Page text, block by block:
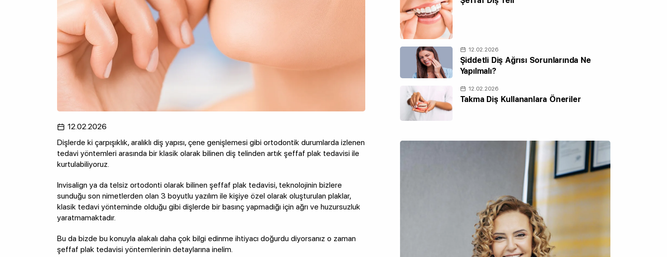
12.02.2026
Dişlerde ki çarpışıklık, aralıklı diş yapısı, çene genişlemesi gibi ortodontik durumlarda izlenen
tedavi yöntemleri arasında bir klasik olarak bilinen diş telinden artık şeffaf plak tedavisi ile
kurtulabiliyoruz.
Invisalign ya da telsiz ortodonti olarak bilinen şeffaf plak tedavisi, teknolojinin bizlere
sunduğu son nimetlerden olan 3 boyutlu yazılım ile kişiye özel olarak oluşturulan plaklar,
klasik tedavi yönteminde olduğu gibi dişlerde bir basınç yapmadığı için ağrı ve huzursuzluk
yaratmamaktadır.
Bu da bizde bu konuyla alakalı daha çok bilgi edinme ihtiyacı doğurdu diyorsanız o zaman
şeffaf plak tedavisi yöntemlerinin detaylarına inelim.
12.02.2026
Şiddetli Diş Ağrısı Sorunlarında Ne
Yapılmalı?
12.02.2026
Takma Diş Kullananlara Öneriler